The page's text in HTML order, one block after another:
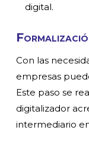
digital.
Con las
empresas
Este paso se
digitalizador
intermediario